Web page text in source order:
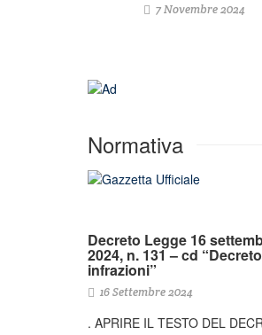
7 Novembre 2024
Normativa
Decreto Legge 16
2024, n. 131 – cd “Decreto
infrazioni”
16 Settembre 2024
. APRIRE IL TESTO DEL